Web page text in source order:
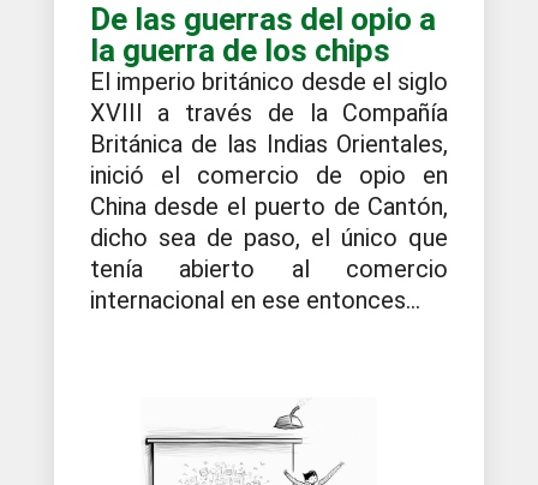
De las guerras del opio a
la guerra de los chips
El imperio británico desde el siglo
XVIII a través de la Compañía
Británica de las Indias Orientales,
inició el comercio de opio en
China desde el puerto de Cantón,
dicho sea de paso, el único que
tenía abierto al comercio
internacional en ese entonces...